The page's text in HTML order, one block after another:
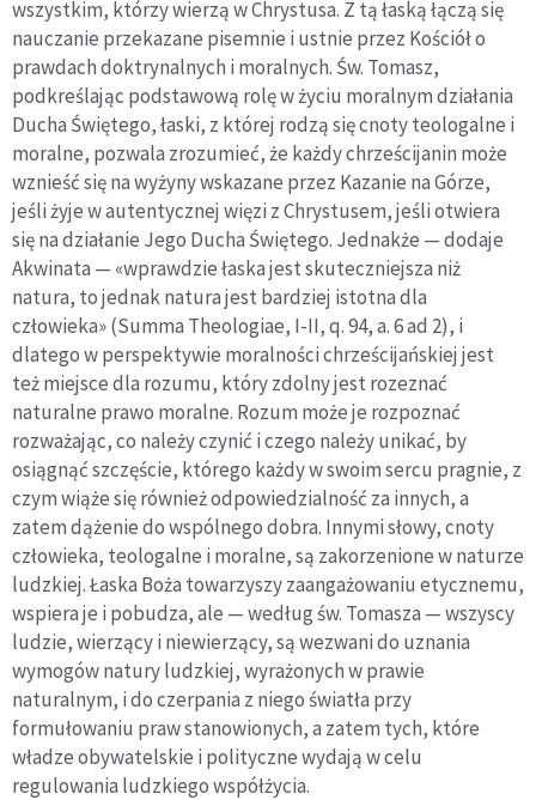
wszystkim, którzy wierzą w Chrystusa. Z tą łaską łączą się
nauczanie przekazane pisemnie i ustnie przez Kościół o
prawdach doktrynalnych i moralnych. Św. Tomasz,
podkreślając podstawową rolę w życiu moralnym działania
Ducha Świętego, łaski, z której rodzą się cnoty teologalne i
moralne, pozwala zrozumieć, że każdy chrześcijanin może
wznieść się na wyżyny wskazane przez Kazanie na Górze,
jeśli żyje w autentycznej więzi z Chrystusem, jeśli otwiera
się na działanie Jego Ducha Świętego. Jednakże — dodaje
Akwinata — «wprawdzie łaska jest skuteczniejsza niż
natura, to jednak natura jest bardziej istotna dla
człowieka» (Summa Theologiae, I-II, q. 94, a. 6 ad 2), i
dlatego w perspektywie moralności chrześcijańskiej jest
też miejsce dla rozumu, który zdolny jest rozeznać
naturalne prawo moralne. Rozum może je rozpoznać
rozważając, co należy czynić i czego należy unikać, by
osiągnąć szczęście, którego każdy w swoim sercu pragnie, z
czym wiąże się również odpowiedzialność za innych, a
zatem dążenie do wspólnego dobra. Innymi słowy, cnoty
człowieka, teologalne i moralne, są zakorzenione w naturze
ludzkiej. Łaska Boża towarzyszy zaangażowaniu etycznemu,
wspiera je i pobudza, ale — według św. Tomasza — wszyscy
ludzie, wierzący i niewierzący, są wezwani do uznania
wymogów natury ludzkiej, wyrażonych w prawie
naturalnym, i do czerpania z niego światła przy
formułowaniu praw stanowionych, a zatem tych, które
władze obywatelskie i polityczne wydają w celu
regulowania ludzkiego współżycia.